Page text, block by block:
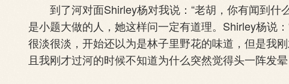
到了河对面Shirley杨对我说：“老胡，你有闻到什
是小题大做的人，她这样问一定有道理。Shirley杨说
很淡很淡，开始还以为是林子里野花的味道，但是我
且我刚才过河的时候不知道为什么突然觉得头一阵发